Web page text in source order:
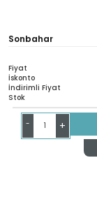
Sonbahar
Fiyat
İskonto
İndirimli Fiyat
Stok
- +